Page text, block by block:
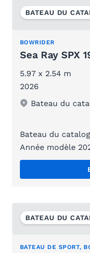
BATEAU DU
BOWRIDER
Sea Ray SPX
5.97 x 2.54 m
2026
Bateau du
Bateau du
Année modèle
BATEAU DU
BATEAU DE SPORT,